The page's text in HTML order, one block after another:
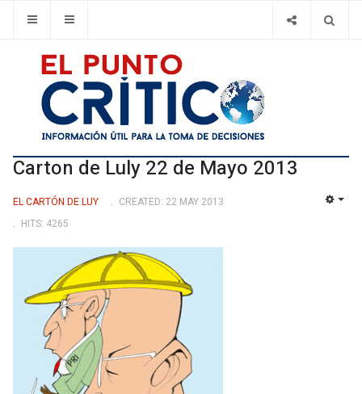
Carton de Luly 22 de Mayo 2013
EL CARTÓN DE LUY
CREATED: 22 MAY 2013
HITS: 4265